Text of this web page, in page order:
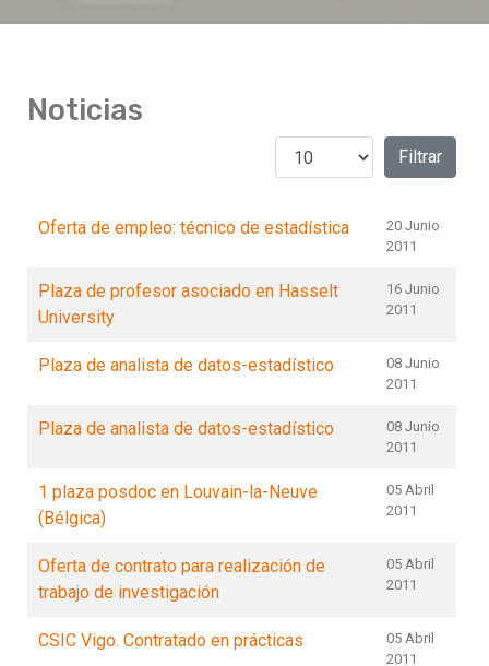
Noticias
Cantidad a mostrarFiltrar
Oferta de empleo: técnico de estadística
20 Junio
2011
Plaza de profesor asociado en Hasselt
University
16 Junio
2011
Plaza de analista de datos-estadístico
08 Junio
2011
Plaza de analista de datos-estadístico
08 Junio
2011
1 plaza posdoc en Louvain-la-Neuve
(Bélgica)
05 Abril
2011
Oferta de contrato para realización de
trabajo de investigación
05 Abril
2011
CSIC Vigo. Contratado en prácticas
05 Abril
2011